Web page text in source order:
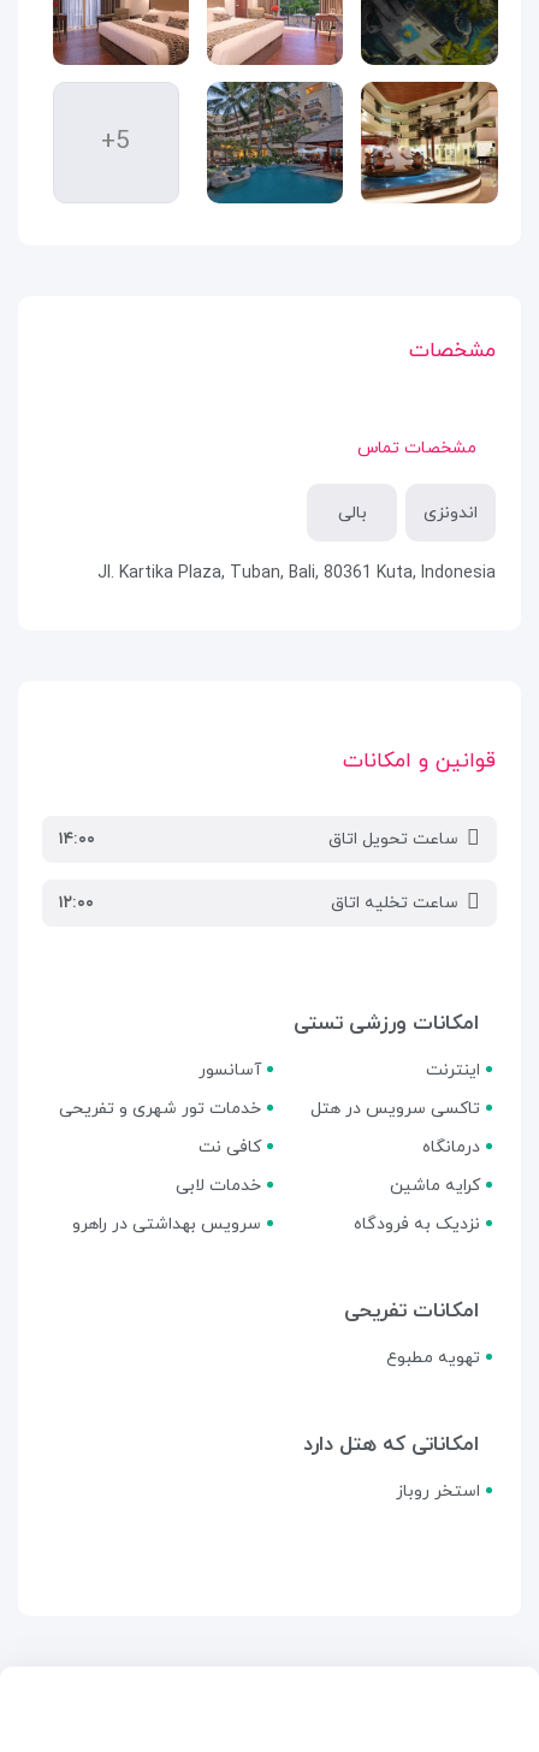
+5
مشخصات
مشخصات تماس
اندونزی بالی
Jl. Kartika Plaza, Tuban, Bali, 80361 Kuta, Indonesia
قوانین و امکانات
ساعت تحویل اتاق ۱۴:۰۰
ساعت تخلیه اتاق ۱۲:۰۰
امکانات ورزشی تستی
اینترنت
آسانسور
تاکسی سرویس در هتل
خدمات تور شهری و تفریحی
درمانگاه
کافی نت
کرایه ماشین
خدمات لابی
نزدیک به فرودگاه
سرویس بهداشتی در راهرو
امکانات تفریحی
تهویه مطبوع
امکاناتی که هتل دارد
استخر روباز